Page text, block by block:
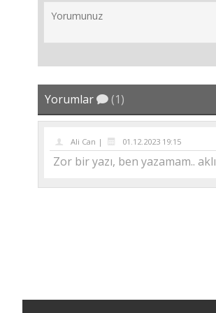
Yorumlar (1)
Ali Can | 01.12.2023 19:15
Zor bir yazı, ben yazamam..